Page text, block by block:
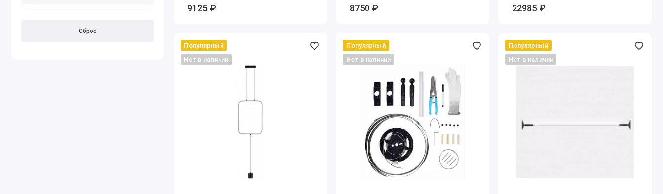
Сброс
9125 ₽ 8750 ₽ 22985 ₽
Популярный
Нет в наличии
Популярный
Нет в наличии
Популярный
Нет в наличии